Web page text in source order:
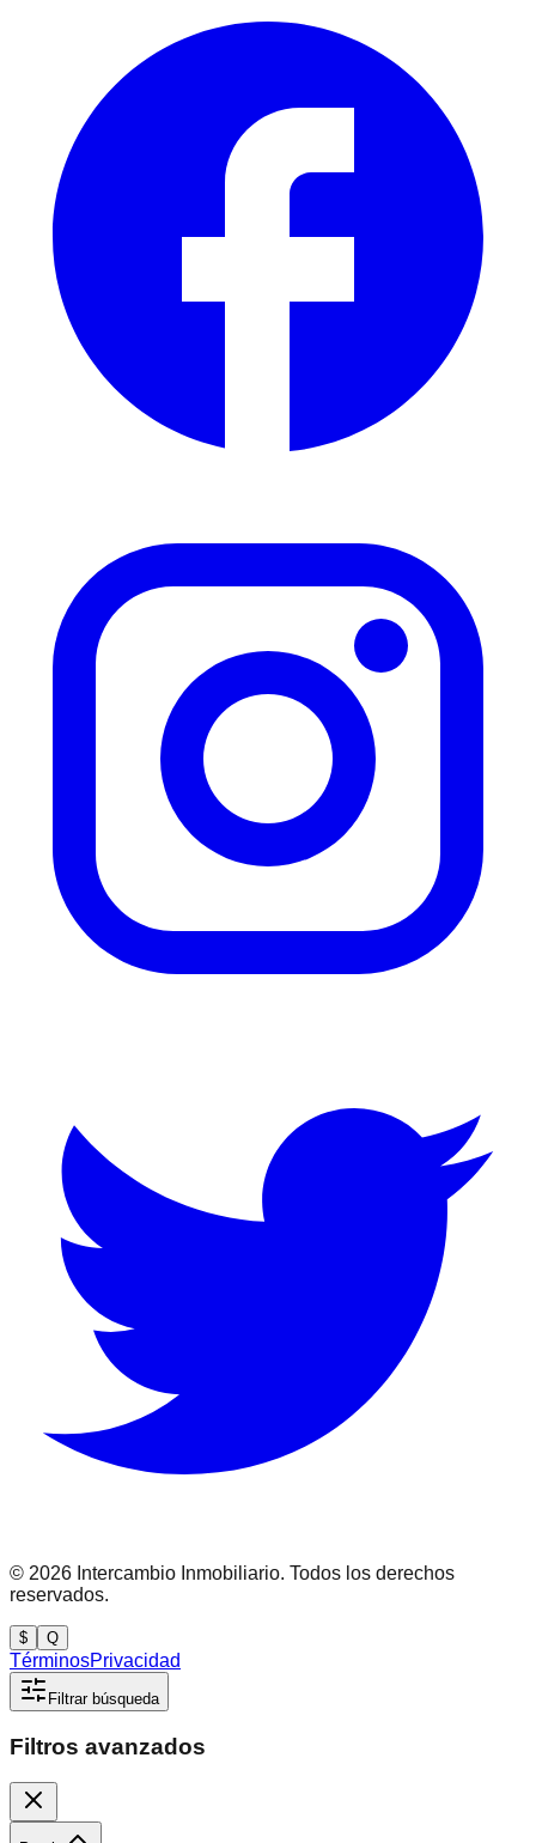
© 2026 Intercambio Inmobiliario. Todos los derechos
reservados.
$ Q
TérminosPrivacidad
Filtrar búsqueda
Filtros avanzados